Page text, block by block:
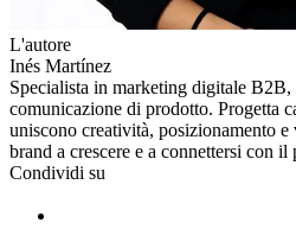
L'autore
Inés Martínez
Specialista in marketing digitale B2B,
comunicazione di prodotto. Progetta
uniscono creatività, posizionamento e
brand a crescere e a connettersi con
Condividi su